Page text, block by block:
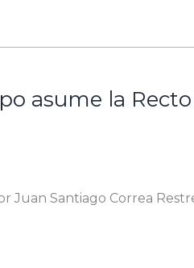
asume la
Juan Santiago Correa